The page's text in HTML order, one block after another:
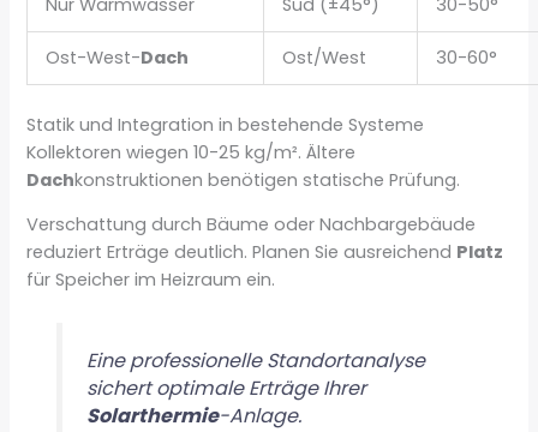
Ost-West-Dach Ost/West 30-60°
Statik und Integration in bestehende Systeme
Kollektoren wiegen 10-25 kg/m². Ältere
Dachkonstruktionen benötigen statische Prüfung.
Verschattung durch Bäume oder Nachbargebäude
reduziert Erträge deutlich. Planen Sie ausreichend Platz
für Speicher im Heizraum ein.
Eine professionelle Standortanalyse
sichert optimale Erträge Ihrer
Solarthermie-Anlage.